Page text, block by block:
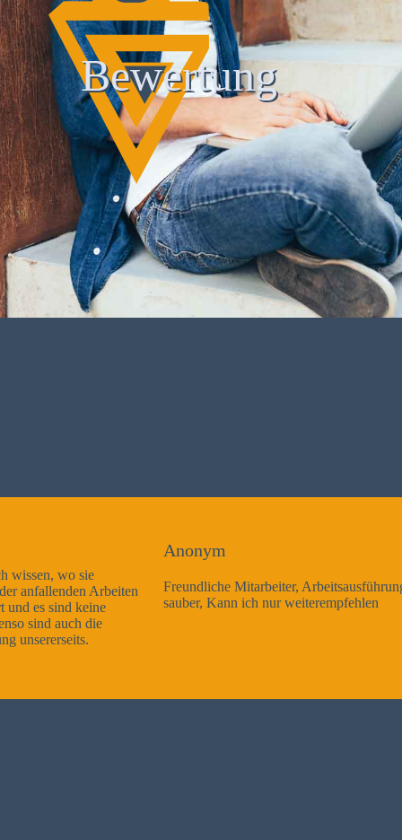
Bewertung
Freundliche Mitarbeiter, Arbeitsausführung sehr gut und sehr
sauber, Kann ich nur weiterempfehlen